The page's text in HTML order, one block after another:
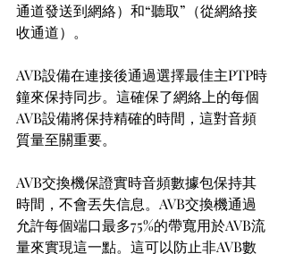
通道發送到網絡）和“聽取”（從網絡接
收通道）。
AVB設備在連接後通過選擇最佳主PTP時
鐘來保持同步。這確保了網絡上的每個
AVB設備將保持精確的時間，這對音頻
質量至關重要。
AVB交換機保證實時音頻數據包保持其
時間，不會丟失信息。AVB交換機通過
允許每個端口最多75%的帶寬用於AVB流
量來實現這一點。這可以防止非AVB數